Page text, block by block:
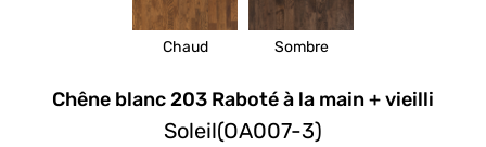
Chaud Sombre
Chêne blanc 203 Raboté à la main + vieilli
Soleil(OA007-3)